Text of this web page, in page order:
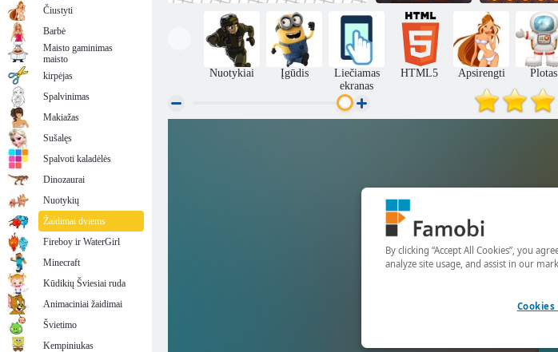
Aukso kasyklos Valiant riteris
Nuotykiai Įgūdis
Liečiamas
ekranas
HTML5 Apsirengti Plotas
Čiustyti
Barbė
Maisto gaminimas
maisto
kirpėjas
Spalvinimas
Makiažas
Sušalęs
Spalvoti kaladėlės
Dinozaurai
Nuotykių
Žaidimai dviems
Fireboy ir WaterGirl
Minecraft
Kūdikių Šviesiai ruda
Animaciniai žaidimai
Švietimo
Kempiniukas